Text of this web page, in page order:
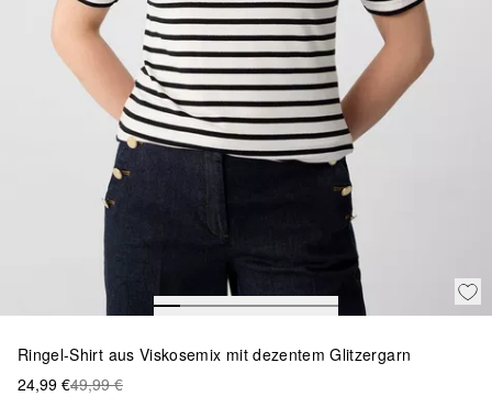
Ringel-Shirt aus Viskosemix mit dezentem Glitzergarn
24,99 €49,99 €